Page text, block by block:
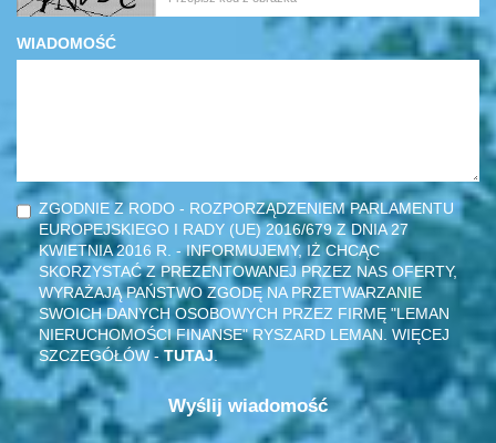
WIADOMOŚĆ
ZGODNIE Z RODO - ROZPORZĄDZENIEM PARLAMENTU
EUROPEJSKIEGO I RADY (UE) 2016/679 Z DNIA 27
KWIETNIA 2016 R. - INFORMUJEMY, IŻ CHCĄC
SKORZYSTAĆ Z PREZENTOWANEJ PRZEZ NAS OFERTY,
WYRAŻAJĄ PAŃSTWO ZGODĘ NA PRZETWARZANIE
SWOICH DANYCH OSOBOWYCH PRZEZ FIRMĘ "LEMAN
NIERUCHOMOŚCI FINANSE" RYSZARD LEMAN. WIĘCEJ
SZCZEGÓŁÓW -TUTAJ.